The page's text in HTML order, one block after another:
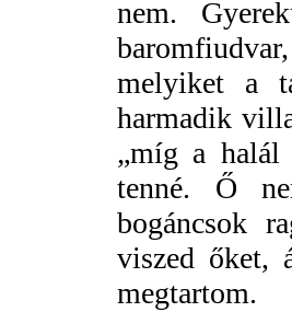
nem.
melyiket a
harmadik
„míg a halál
tenné. Ő
bogáncsok
viszed őket,
megtartom.